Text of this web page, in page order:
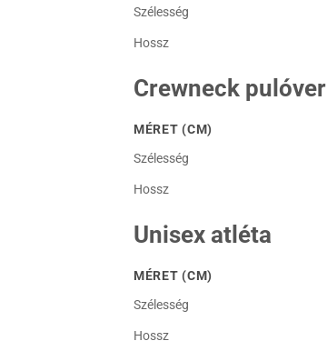
Szélesség
Hossz
Crewneck pulóver
MÉRET (CM)
Szélesség
Hossz
Unisex atléta
MÉRET (CM)
Szélesség
Hossz